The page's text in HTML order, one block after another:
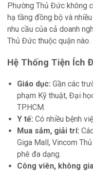
Phường Thủ Đức không
hạ tầng đồng bộ và
nhu cầu của cả doanh
Thủ Đức thuộc quận nào.
Hệ Thống Tiện Ích
Giáo dục: Gần các
phạm Kỹ thuật, Đại
TP.HCM.
Y tế: Có nhiều bệnh
Mua sắm, giải trí:
Giga Mall, Vincom
phê đa dạng.
Công viên, không